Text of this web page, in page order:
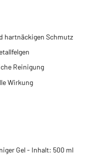
hartnäckigen Schmutz
Reinigung
Wirkung
Gel - Inhalt: 500 ml